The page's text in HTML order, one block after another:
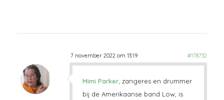
7 november 2022 om 13:19 #178732
Mimi Parker, zangeres en drummer
bij de Amerikaanse band Low, is